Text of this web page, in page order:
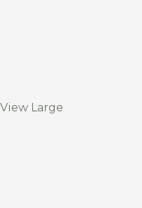
View Large